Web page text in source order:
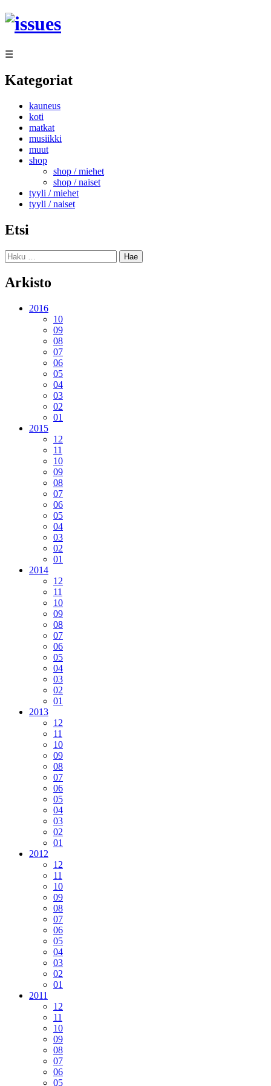
Siirry
sisältöön
☰
Kategoriat
kauneus
koti
matkat
musiikki
muut
shop
shop / miehet
shop / naiset
tyyli / miehet
tyyli / naiset
Etsi
Haku:
Arkisto
2016
10
09
08
07
06
05
04
03
02
01
2015
12
11
10
09
08
07
06
05
04
03
02
01
2014
12
11
10
09
08
07
06
05
04
03
02
01
2013
12
11
10
09
08
07
06
05
04
03
02
01
2012
12
11
10
09
08
07
06
05
04
03
02
01
2011
12
11
10
09
08
07
06
05